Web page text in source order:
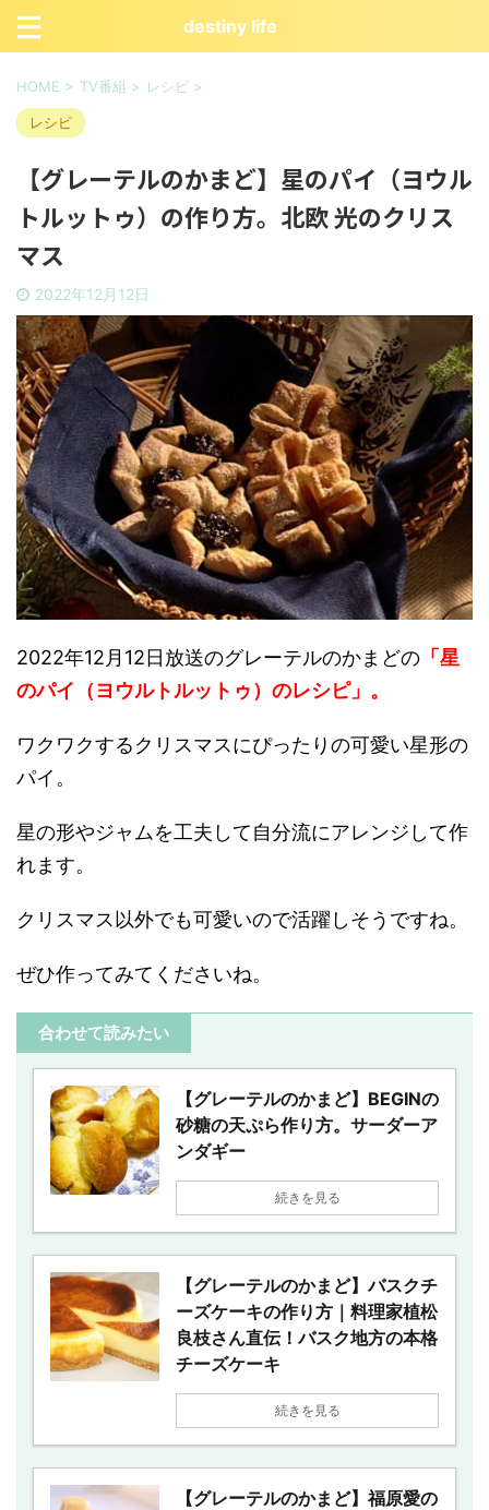
destiny life
HOME > TV番組 > レシピ >
レシピ
【グレーテルのかまど】星のパイ（ヨウル
トルットゥ）の作り方。北欧 光のクリス
マス
2022年12月12日
2022年12月12日放送のグレーテルのかまどの 「星
のパイ（ヨウルトルットゥ）のレシピ」。
ワクワクするクリスマスにぴったりの可愛い星形の
パイ。
星の形やジャムを工夫して自分流にアレンジして作
れます。
クリスマス以外でも可愛いので活躍しそうですね。
ぜひ作ってみてくださいね。
合わせて読みたい
【グレーテルのかまど】BEGINの
砂糖の天ぷら作り方。サーダーア
ンダギー
続きを見る
【グレーテルのかまど】バスクチ
ーズケーキの作り方｜料理家植松
良枝さん直伝！バスク地方の本格
チーズケーキ
続きを見る
【グレーテルのかまど】福原愛の